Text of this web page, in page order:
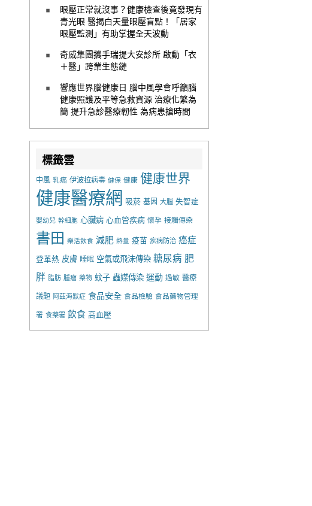
眼壓正常就沒事？健康檢查後竟發現有
青光眼 醫揭白天量眼壓盲點！「居家
眼壓監測」有助掌握全天波動
奇威集團攜手瑞提大安診所 啟動「衣
＋醫」跨業生態鏈
響應世界腦健康日 腦中風學會呼籲腦
健康照護及平等急救資源 治療化繁為
簡 提升急診醫療韌性 為病患搶時間
標籤雲
中風 乳癌 伊波拉病毒 健保 健康 健康世界
健康醫療網 吸菸 基因 大腦 失智症
嬰幼兒 幹細胞 心臟病 心血管疾病 懷孕 接觸傳染
書田 樂活飲食 減肥 熱量 疫苗 疾病防治 癌症
登革熱 皮膚 睡眠 空氣或飛沫傳染 糖尿病 肥
胖 脂肪 腫瘤 藥物 蚊子 蟲媒傳染 運動 過敏 醫療
議題 阿茲海默症 食品安全 食品檢驗 食品藥物管理
署 食藥署 飲食 高血壓